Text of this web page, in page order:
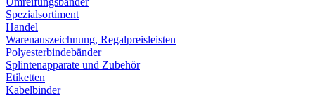
Spezialsortiment
Handel
Warenauszeichnung, Regalpreisleisten
Polyesterbindebänder
Splintenapparate und Zubehör
Etiketten
Kabelbinder